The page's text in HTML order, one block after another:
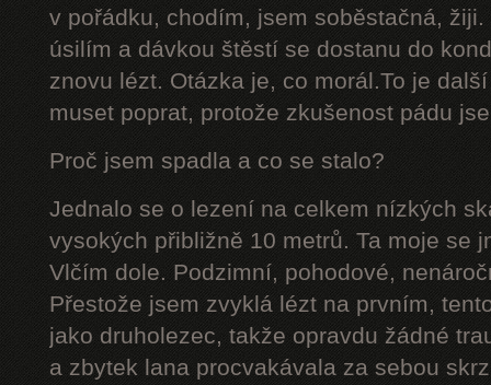
v pořádku, chodím, jsem soběstačná,
úsilím a dávkou štěstí se dostanu do
znovu lézt. Otázka je, co morál.To je
muset poprat, protože zkušenost pádu
Proč jsem spadla a co se stalo?
Jednalo se o lezení na celkem nízkých
vysokých přibližně 10 metrů. Ta moje se
Vlčím dole. Podzimní, pohodové,
Přestože jsem zvyklá lézt na prvním,
jako druholezec, takže opravdu žádné
a zbytek lana procvakávala za sebou